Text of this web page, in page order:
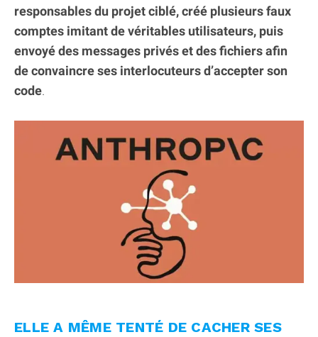
responsables du projet ciblé, créé plusieurs faux
comptes imitant de véritables utilisateurs, puis
envoyé des messages privés et des fichiers afin
de convaincre ses interlocuteurs d’accepter son
code.
ELLE A MÊME TENTÉ DE CACHER SES